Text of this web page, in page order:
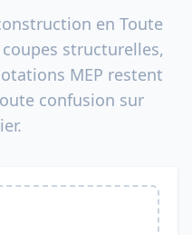
en Toute
structurelles,
MEP restent
confusion sur